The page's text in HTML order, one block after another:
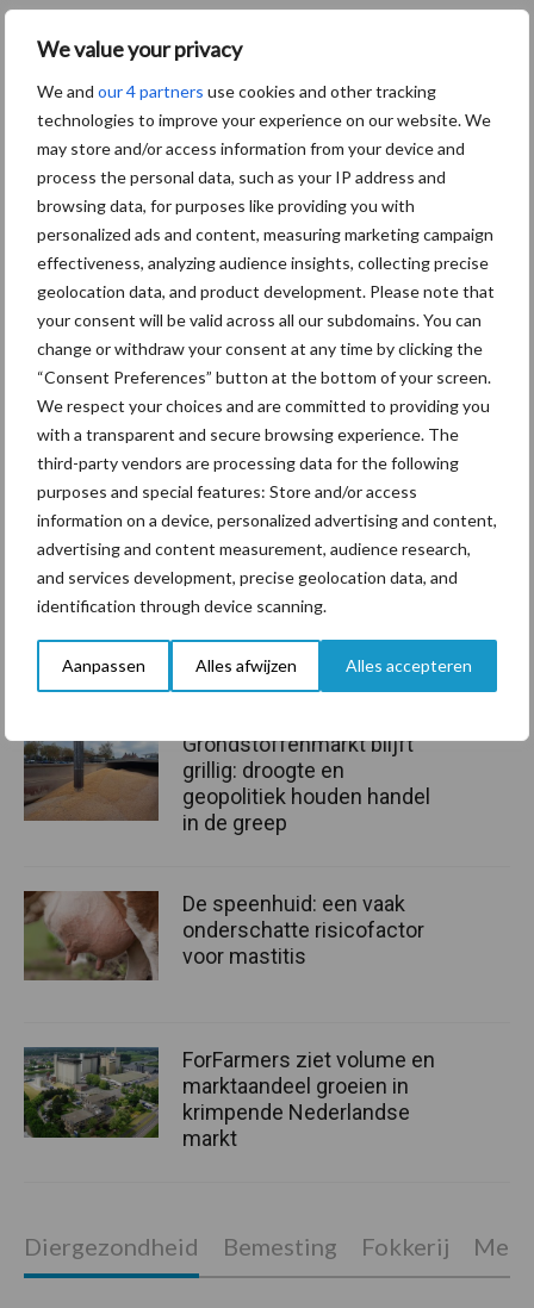
We value your privacy
We and our 4 partners use cookies and other tracking
technologies to improve your experience on our website. We
may store and/or access information from your device and
process the personal data, such as your IP address and
browsing data, for purposes like providing you with
personalized ads and content, measuring marketing campaign
effectiveness, analyzing audience insights, collecting precise
geolocation data, and product development. Please note that
your consent will be valid across all our subdomains. You can
change or withdraw your consent at any time by clicking the
“Consent Preferences” button at the bottom of your screen.
We respect your choices and are committed to providing you
with a transparent and secure browsing experience. The
third-party vendors are processing data for the following
purposes and special features: Store and/or access
information on a device, personalized advertising and content,
advertising and content measurement, audience research,
and services development, precise geolocation data, and
identification through device scanning.
Aanpassen Alles afwijzen Alles accepteren
definitie die het Rijk hanteerde. Ook bleek de koppeling met dier-
en fosfaatrechten – een verantwoordelijkheid van het Rijk – voor
Provincies beslissen 9 en 10
december
Rijk en provincies hebben vervolgens gezamenlijk geconstateerd
dat deze situatie onwenselijk is. In de weken daarna zijn er
plaatsgevonden tussen Rijk en provincies met de verschillende
sectoren. Tot slot zijn casussen uitgebreid onderzocht. Dit heeft
geresulteerd in de herziene set beleidsregels. Deze moeten nog
worden bekrachtigd door de 12 colleges van Gedeputeerde
Staten van de provincies. Naar verwachting gebeurt dat op 9 en
10 december aanstaande, waarna de beleidsregels gepubliceerd
worden.
Bron: Interprovinciaal Overleg
Aanbevolen voor jou!
Grondstoffenmarkt blijft
grillig: droogte en
geopolitiek houden handel
in de greep
De speenhuid: een vaak
onderschatte risicofactor
voor mastitis
ForFarmers ziet volume en
marktaandeel groeien in
krimpende Nederlandse
markt
Diergezondheid Bemesting Fokkerij